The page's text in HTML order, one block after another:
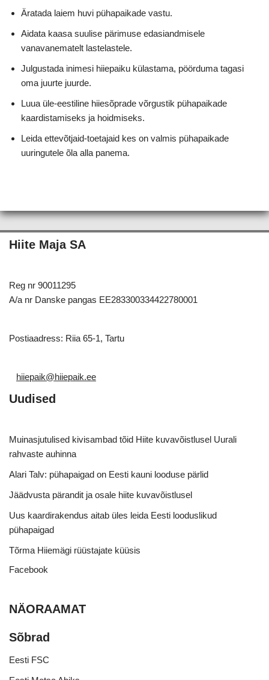
Äratada laiem huvi pühapaikade vastu.
Aidata kaasa suulise pärimuse edasiandmisele
vanavanematelt lastelastele.
Julgustada inimesi hiiepaiku külastama, pöörduma tagasi
oma juurte juurde.
Luua üle-eestiline hiiesõprade võrgustik pühapaikade
kaardistamiseks ja hoidmiseks.
Leida ettevõtjaid-toetajaid kes on valmis pühapaikade
uuringutele õla alla panema.
Hiite Maja SA
Reg nr 90011295
A/a nr Danske pangas EE283300334422780001
Postiaadress: Riia 65-1, Tartu
hiiepaik@hiiepaik.ee
Uudised
Muinasjutulised kivisambad tõid Hiite kuvavõistlusel Uurali
rahvaste auhinna
Alari Talv: pühapaigad on Eesti kauni looduse pärlid
Jäädvusta pärandit ja osale hiite kuvavõistlusel
Uus kaardirakendus aitab üles leida Eesti looduslikud
pühapaigad
Tõrma Hiiemägi rüüstajate küüsis
Facebook
NÄORAAMAT
Sõbrad
Eesti FSC